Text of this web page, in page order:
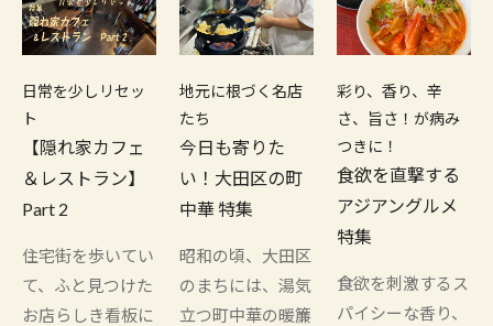
日常を少しリセッ
ト
【隠れ家カフェ
＆レストラン】
Part 2
住宅街を歩いてい
て、ふと見つけた
お店らしき看板に
地元に根づく名店
たち
今日も寄りた
い！大田区の町
中華 特集
昭和の頃、大田区
のまちには、湯気
立つ町中華の暖簾
彩り、香り、辛
さ、旨さ！が病み
つきに！
食欲を直撃する
アジアングルメ
特集
食欲を刺激するス
パイシーな香り、